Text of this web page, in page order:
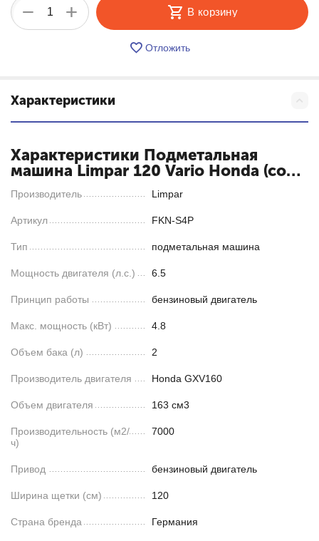
+
− В корзину
Отложить
Характеристики
Характеристики Подметальная
машина Limpar 120 Vario Honda (со
щеткой для снега и грязи)
Производитель Limpar
Артикул FKN-S4P
Тип подметальная машина
Мощность двигателя (л.с.) 6.5
Принцип работы бензиновый двигатель
Макс. мощность (кВт) 4.8
Объем бака (л) 2
Производитель двигателя Honda GXV160
Объем двигателя 163 см3
Производительность (м2/
ч)
7000
Привод бензиновый двигатель
Ширина щетки (см) 120
Страна бренда Германия